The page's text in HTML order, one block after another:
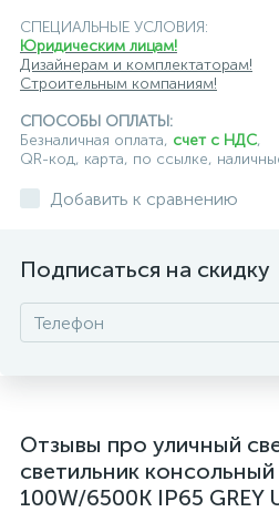
СПЕЦИАЛЬНЫЕ УСЛОВИЯ:
Юридическим лицам!
Дизайнерам и комплектаторам!
Строительным компаниям!
СПОСОБЫ ОПЛАТЫ:
Безналичная оплата, счет с НДС,
QR-код, карта, по ссылке,
Добавить к сравнению
Подписаться на скидку
Отзывы про уличный
светильник
100W/6500K IP65 GREY